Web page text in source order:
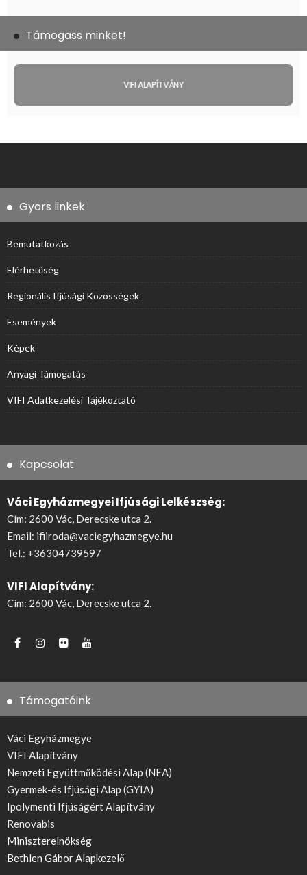
Támogass minket!
VIFI ALAPÍTVÁNY
Gyors linkek
Bemutatkozás
Elérhetőség
Regionális Ifjúsági Közösségek
Események
Képek
Anyagi Támogatás
VIFI Adatkezelési Tájékoztató
Kapcsolat
Váci Egyházmegyei Ifjúsági Lelkészség:
Cím: 2600 Vác, Derecske utca 2.
Email: ifiiroda@vaciegyhazmegye.hu
Tel.: +36304739597
VIFI Alapítvány:
Cím: 2600 Vác, Derecske utca 2.
Támogatóink
Váci Egyházmegye
VIFI Alapítvány
Nemzeti Együttműködési Alap (NEA)
Gyermek-és Ifjúsági Alap (GYIA)
Ipolymenti Ifjúságért Alapítvány
Renovabis
Miniszterelnökség
Bethlen Gábor Alapkezelő